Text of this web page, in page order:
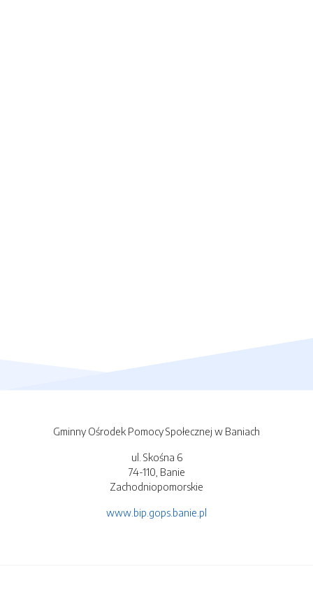
Gminny Ośrodek Pomocy Społecznej w Baniach
ul. Skośna 6
74-110, Banie
Zachodniopomorskie
www.bip.gops.banie.pl